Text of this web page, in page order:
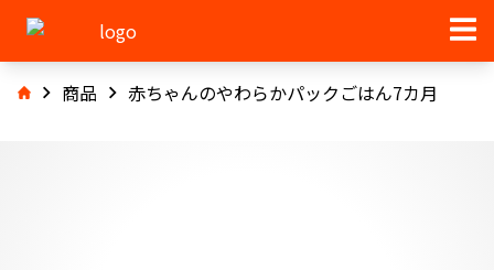
商品 赤ちゃんのやわらかパックごはん7カ月